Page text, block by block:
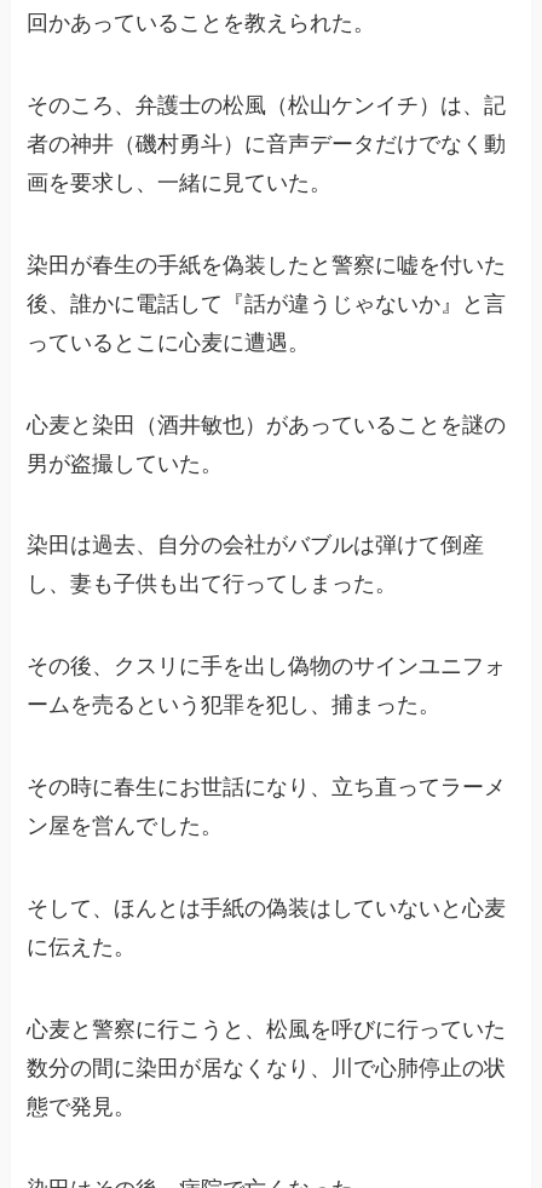
回かあっていることを教えられた。
そのころ、弁護士の松風（松山ケンイチ）は、記
者の神井（磯村勇斗）に音声データだけでなく動
画を要求し、一緒に見ていた。
染田が春生の手紙を偽装したと警察に嘘を付いた
後、誰かに電話して『話が違うじゃないか』と言
っているとこに心麦に遭遇。
心麦と染田（酒井敏也）があっていることを謎の
男が盗撮していた。
染田は過去、自分の会社がバブルは弾けて倒産
し、妻も子供も出て行ってしまった。
その後、クスリに手を出し偽物のサインユニフォ
ームを売るという犯罪を犯し、捕まった。
その時に春生にお世話になり、立ち直ってラーメ
ン屋を営んでした。
そして、ほんとは手紙の偽装はしていないと心麦
に伝えた。
心麦と警察に行こうと、松風を呼びに行っていた
数分の間に染田が居なくなり、川で心肺停止の状
態で発見。